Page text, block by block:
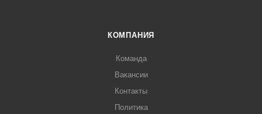
КОМПАНИЯ
Команда
Вакансии
Контакты
Политика